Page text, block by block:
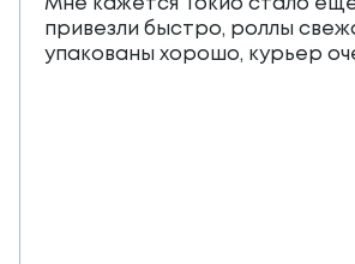
Мне кажется Токио стало
привезли быстро, роллы
упакованы хорошо, курьер